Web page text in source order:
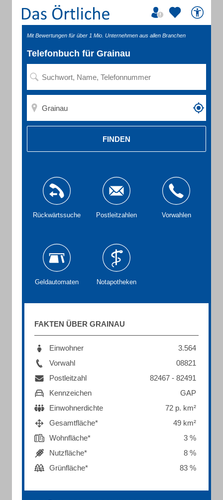
Mit Bewertungen für über 1 Mio. Unternehmen aus allen Branchen
Telefonbuch für Grainau
FINDEN
Rückwärtssuche Postleitzahlen Vorwahlen
Geldautomaten Notapotheken
FAKTEN ÜBER GRAINAU
Einwohner
3.564
Vorwahl
08821
Postleitzahl
82467 - 82491
Kennzeichen
GAP
Einwohnerdichte
72 p. km²
Gesamtfläche*
49 km²
Wohnfläche*
3 %
Nutzfläche*
8 %
Grünfläche*
83 %